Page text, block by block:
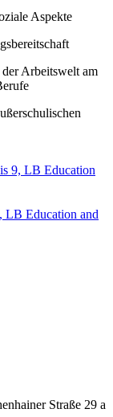
Aspekte
Arbeitswelt am
9, LB Education
Education and
Straße 29 a